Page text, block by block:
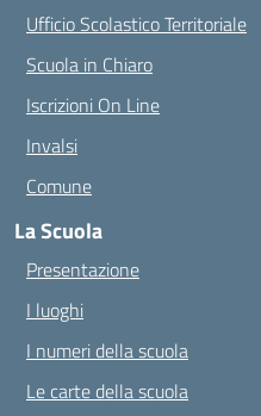
Ufficio Scolastico Territoriale
Scuola in Chiaro
Iscrizioni On Line
Invalsi
Comune
La Scuola
Presentazione
I luoghi
I numeri della scuola
Le carte della scuola